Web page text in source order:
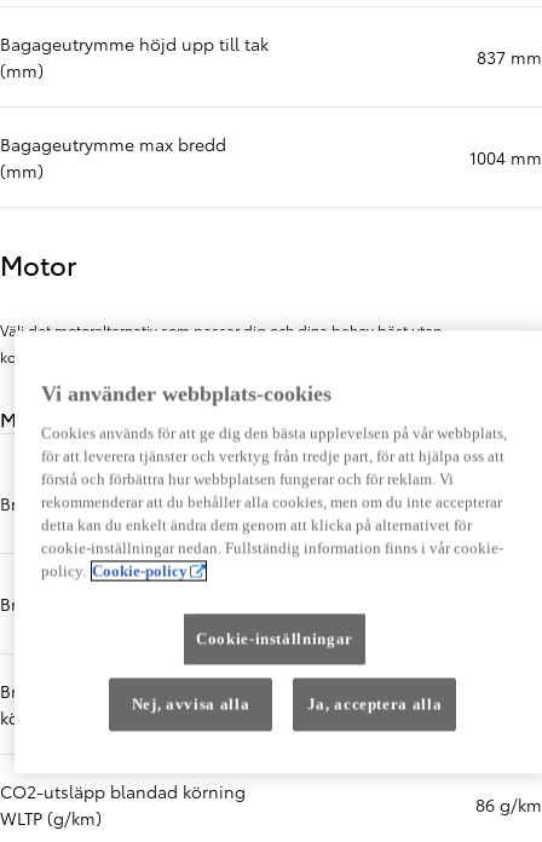
Bagageutrymme höjd upp till tak
(mm)
837 mm
Bagageutrymme max bredd
(mm)
1004 mm
Motor
Välj det motoralternativ som passar dig och dina behov bäst utan
kompromisser.
Miljöprestanda
Bränsletyp Bensin
Bränslekvalitet
Bränsleförbrukning blandad
körning WLTP (l/100 km)
CO2-utsläpp blandad körning
WLTP (g/km)
86 g/km
Vi använder webbplats-cookies
Cookies används för att ge dig den bästa upplevelsen på vår webbplats,
för att leverera tjänster och verktyg från tredje part, för att hjälpa oss att
förstå och förbättra hur webbplatsen fungerar och för reklam. Vi
rekommenderar att du behåller alla cookies, men om du inte accepterar
detta kan du enkelt ändra dem genom att klicka på alternativet för
cookie-inställningar nedan. Fullständig information finns i vår cookie-
policy. Cookie-policy
Cookie-inställningar
Nej, avvisa alla Ja, acceptera alla